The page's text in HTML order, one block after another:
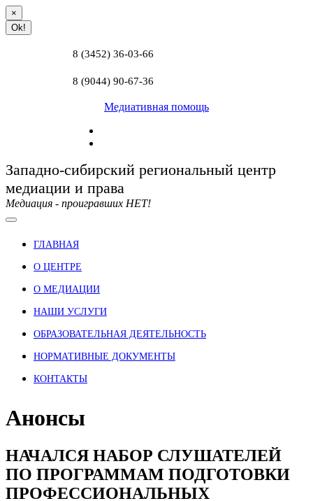
×
Ok!
8 (3452) 36-03-66
8 (9044) 90-67-36
Медиативная помощь
Западно-сибирский региональный центр
медиации и права
Медиация - проигравших НЕТ!
ГЛАВНАЯ
О ЦЕНТРЕ
О МЕДИАЦИИ
НАШИ УСЛУГИ
ОБРАЗОВАТЕЛЬНАЯ ДЕЯТЕЛЬНОСТЬ
НОРМАТИВНЫЕ ДОКУМЕНТЫ
КОНТАКТЫ
Анонсы
НАЧАЛСЯ НАБОР СЛУШАТЕЛЕЙ
ПО ПРОГРАММАМ ПОДГОТОВКИ
ПРОФЕССИОНАЛЬНЫХ